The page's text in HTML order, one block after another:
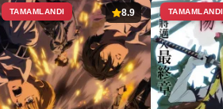
TAMAMLANDI 8.9 TAMAMLANDI